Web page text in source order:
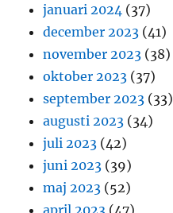
januari 2024 (37)
december 2023 (41)
november 2023 (38)
oktober 2023 (37)
september 2023 (33)
augusti 2023 (34)
juli 2023 (42)
juni 2023 (39)
maj 2023 (52)